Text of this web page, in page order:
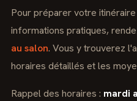
Pour préparer votre
informations pratiques,
au salon. Vous y trouverez
horaires détaillés et les
Rappel des horaires : mardi